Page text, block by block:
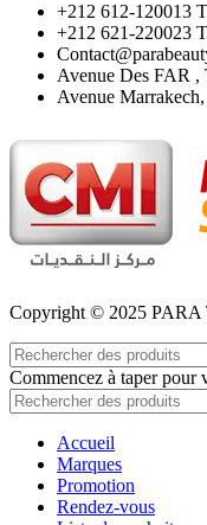
‪+212 612-120013
‪+212 621-220023
Avenue Des FAR ,
Avenue
Copyright © 2025 PARA
Commencez à taper pour
Accueil
Marques
Promotion
Rendez-vous